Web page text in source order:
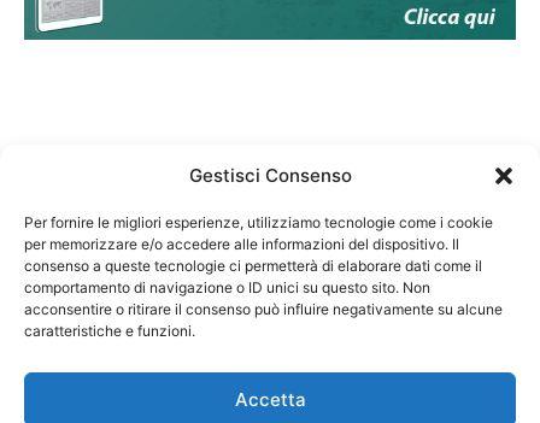
Gestisci Consenso
Per fornire le migliori esperienze, utilizziamo tecnologie come i cookie
per memorizzare e/o accedere alle informazioni del dispositivo. Il
consenso a queste tecnologie ci permetterà di elaborare dati come il
comportamento di navigazione o ID unici su questo sito. Non
acconsentire o ritirare il consenso può influire negativamente su alcune
caratteristiche e funzioni.
Accetta
Federazione Nazionale Degli Ordini dei Biologi:
codice fiscale 80069130583
Responsabile sito internet www.fnob.it: Vincenzo